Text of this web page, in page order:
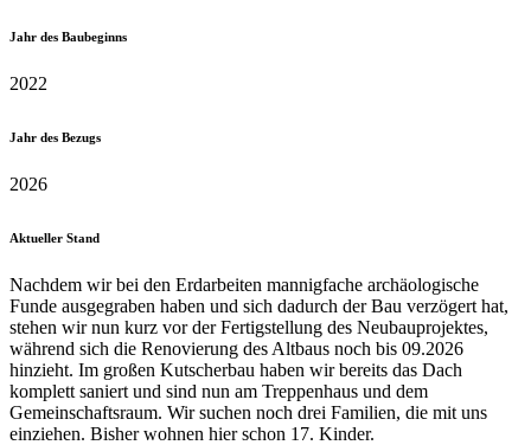
Jahr des Baubeginns
2022
Jahr des Bezugs
2026
Aktueller Stand
Nachdem wir bei den Erdarbeiten mannigfache archäologische
Funde ausgegraben haben und sich dadurch der Bau verzögert hat,
stehen wir nun kurz vor der Fertigstellung des Neubauprojektes,
während sich die Renovierung des Altbaus noch bis 09.2026
hinzieht. Im großen Kutscherbau haben wir bereits das Dach
komplett saniert und sind nun am Treppenhaus und dem
Gemeinschaftsraum. Wir suchen noch drei Familien, die mit uns
einziehen. Bisher wohnen hier schon 17. Kinder.